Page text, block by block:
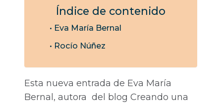
Índice de contenido
Eva María Bernal
Rocío Núñez
Esta nueva entrada de Eva María
Bernal, autora del blog Creando una